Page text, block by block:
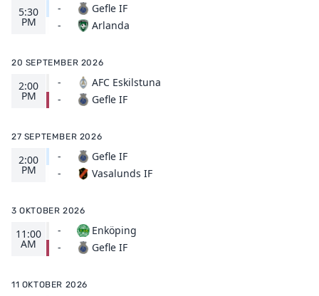
5:30
PM
-
-
Gefle IF
Arlanda
20 SEPTEMBER 2026
2:00
PM
-
-
AFC Eskilstuna
Gefle IF
27 SEPTEMBER 2026
2:00
PM
-
-
Gefle IF
Vasalunds IF
3 OKTOBER 2026
11:00
AM
-
-
Enköping
Gefle IF
11 OKTOBER 2026